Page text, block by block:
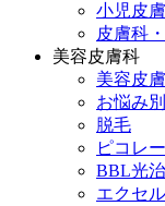
小児皮
皮膚科
美容皮膚科
美容皮
お悩み
脱毛
ピコレ
BBL光
エクセ